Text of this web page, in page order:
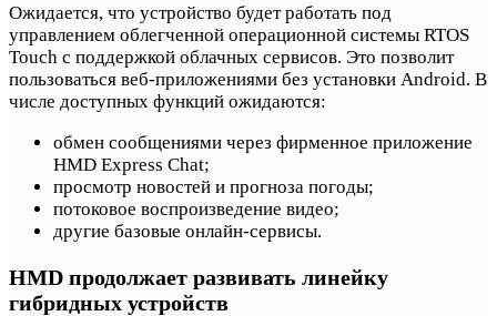
Ожидается, что устройство будет работать под
управлением облегченной операционной системы RTOS
Touch с поддержкой облачных сервисов. Это позволит
пользоваться веб-приложениями без установки Android. В
числе доступных функций ожидаются:
обмен сообщениями через фирменное приложение
HMD Express Chat;
просмотр новостей и прогноза погоды;
потоковое воспроизведение видео;
другие базовые онлайн-сервисы.
HMD продолжает развивать линейку
гибридных устройств